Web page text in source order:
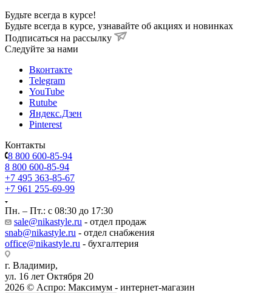
Будьте всегда в курсе!
Будьте всегда в курсе, узнавайте об акциях и новинках
Подписаться на рассылку
Cледуйте за нами
Вконтакте
Telegram
YouTube
Rutube
Яндекс.Дзен
Pinterest
Контакты
8 800 600-85-94
8 800 600-85-94
+7 495 363-85-67
+7 961 255-69-99
Пн. – Пт.: с 08:30 до 17:30
sale@nikastyle.ru - отдел продаж
snab@nikastyle.ru - отдел снабжения
office@nikastyle.ru - бухгалтерия
г. Владимир,
ул. 16 лет Октября 20
2026 © Аспро: Максимум - интернет-магазин